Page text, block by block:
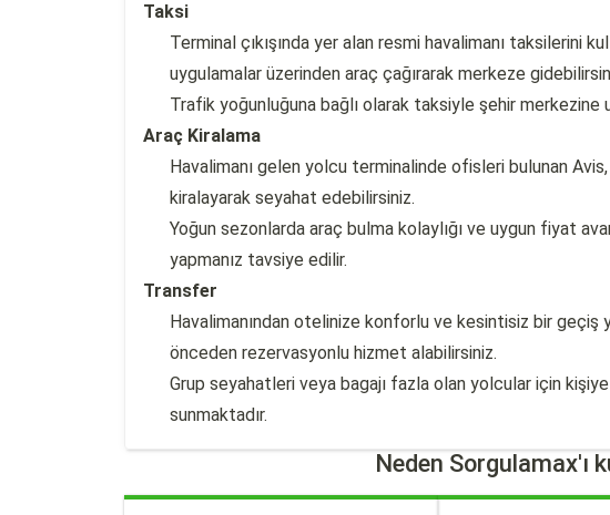
Taksi
Terminal çıkışında yer alan resmi havalimanı taksilerini
uygulamalar üzerinden araç çağırarak merkeze
Trafik yoğunluğuna bağlı olarak taksiyle şehir
Araç Kiralama
Havalimanı gelen yolcu terminalinde ofisleri bulunan
kiralayarak seyahat edebilirsiniz.
Yoğun sezonlarda araç bulma kolaylığı ve uygun fiyat
yapmanız tavsiye edilir.
Transfer
Havalimanından otelinize konforlu ve kesintisiz bir
önceden rezervasyonlu hizmet alabilirsiniz.
Grup seyahatleri veya bagajı fazla olan yolcular için
sunmaktadır.
Neden Sorgulamax'ı